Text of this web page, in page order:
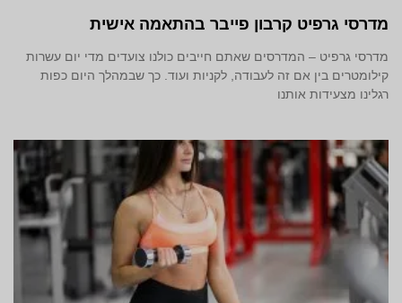
מדרסי גרפיט קרבון פייבר בהתאמה אישית
מדרסי גרפיט – המדרסים שאתם חייבים כולנו צועדים מדי יום עשרות
קילומטרים בין אם זה לעבודה, לקניות ועוד. כך שבמהלך היום כפות
רגלינו מצעידות אותנו